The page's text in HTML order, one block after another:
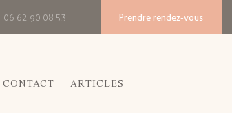
06 62 90 08 53 Prendre rendez-vous
CONTACT ARTICLES